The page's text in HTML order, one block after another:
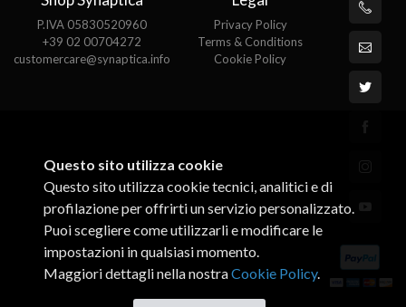
P.IVA 05830520960
+39 02 00704272
customercare@synaptica.info
Privacy Policy
Terms & Conditions
Cookie Policy
Questo sito utilizza cookie
Questo sito utilizza cookie tecnici, analitici e di
profilazione per offrirti un servizio personalizzato.
Puoi scegliere come utilizzarli e modificare le
impostazioni in qualsiasi momento.
Maggiori dettagli nella nostraCookie Policy.